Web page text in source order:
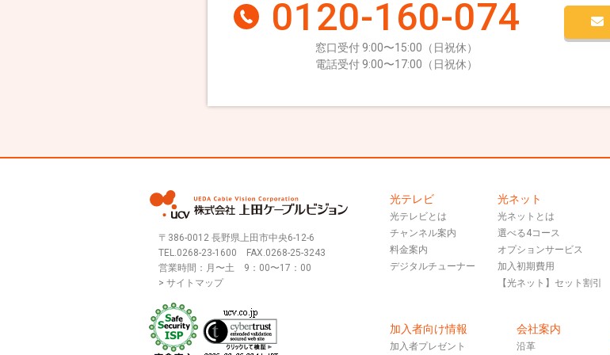
0120-160-074
窓口受付 9:00〜15:00（日祝休）
電話受付 9:00〜17:00（日祝休）
〒386-0012 長野県上田市中央6-12-6
TEL.0268-23-1600 FAX.0268-25-3243
営業時間：月〜土 9：00〜17：00
> サイトマップ
光テレビ
光テレビとは
チャンネル案内
料金案内
デジタルチューナー
光ネット
光ネットとは
選べる4コース
オプションサービス
加入初期費用
【光ネット】セット割引
加入者向け情報
加入者プレゼント
会社案内
沿革